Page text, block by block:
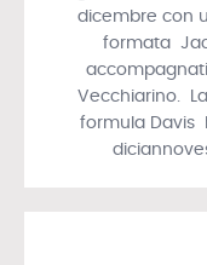
dicembre con
formata
Vecchiarino.
formula Davis